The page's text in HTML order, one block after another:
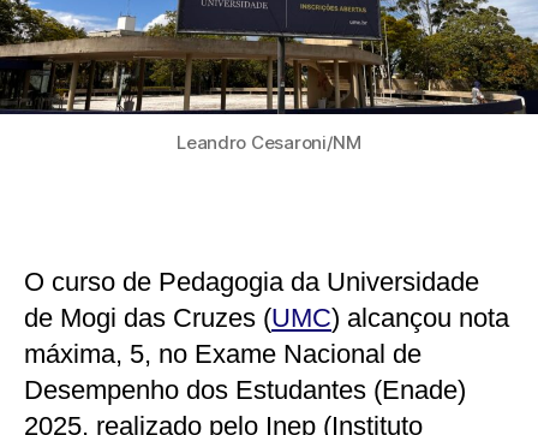
Leandro Cesaroni/NM
O curso de Pedagogia da Universidade
de Mogi das Cruzes (UMC) alcançou nota
máxima, 5, no Exame Nacional de
Desempenho dos Estudantes (Enade)
2025, realizado pelo Inep (Instituto